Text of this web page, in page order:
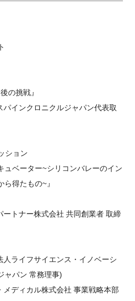
の挑戦』
インクロニクルジャパン代表取
ション
ュベーター~シリコンバレーのイン
得たもの~』
ートナー株式会社 共同創業者 取締
人ライフサイエンス・イノベーシ
ャパン 常務理事)
メディカル株式会社 事業戦略本部